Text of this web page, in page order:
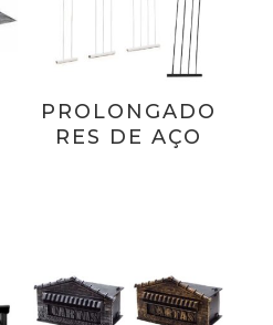
PROLONGADO
RES DE AÇO